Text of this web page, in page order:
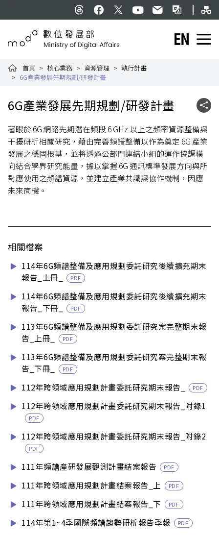
English
首頁 核心業務 資源管理
執行計畫
6G產業發展先期規劃/研發計畫
6G產業發展先期規劃/研發計畫 社群
著眼於 6G 網路先期潛在頻段 6 GHz 以上之頻率資源整備與
干擾研析相關研究，藉由完善頻譜整備以作為奠定 6G 產業
發展之穩固根基，並將透過公部門連結小組的運作協調橫
向結合學界研究能量，據以掌握 6G 通訊標準發展方向與所
對應使用之頻譜資源，並建立產業共識與協作機制，因應
未來商機。
相關檔案
114年6G頻譜整備及應用規劃委託研究後續擴充期末
報告_上冊_
PDF
114年6G頻譜整備及應用規劃委託研究後續擴充期末
報告_下冊_
PDF
113年6G頻譜整備及應用規劃委託研究案完整期末報
告_上冊_
PDF
113年6G頻譜整備及應用規劃委託研究案完整期末報
告_下冊_
PDF
112年跨領域應用規劃計畫委託研究期末報告_ PDF
112年跨領域應用規劃計畫委託研究期末報告_附錄1
PDF
112年跨領域應用規劃計畫委託研究期末報告_附錄2
PDF
111年頻譜產研發展觀測計畫結案報告 PDF
111年跨領域應用規劃計畫結案報告_上 PDF
111年跨領域應用規劃計畫結案報告_下 PDF
114年第1~4季國際頻譜趨勢研析報告季報 PDF